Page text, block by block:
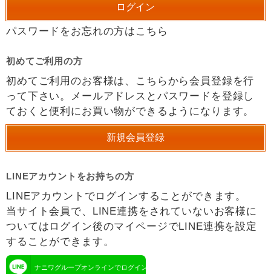
パスワードをお忘れの方はこちら
初めてご利用の方
初めてご利用のお客様は、こちらから会員登録を行
って下さい。メールアドレスとパスワードを登録し
ておくと便利にお買い物ができるようになります。
LINEアカウントをお持ちの方
LINEアカウントでログインすることができます。
当サイト会員で、LINE連携をされていないお客様に
ついてはログイン後のマイページでLINE連携を設定
することができます。
ナニワグループオンラインでログイン